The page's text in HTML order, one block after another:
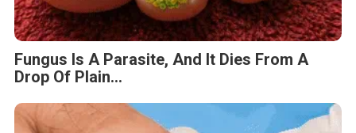
Fungus Is A Parasite, And It Dies From A
Drop Of Plain...